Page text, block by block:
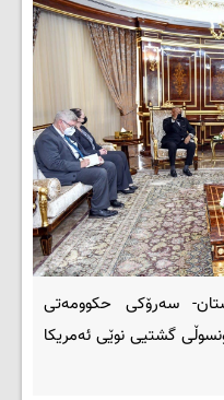
سەرۆكی حكوومەتی
گشتیی نوێی ئەمریكا